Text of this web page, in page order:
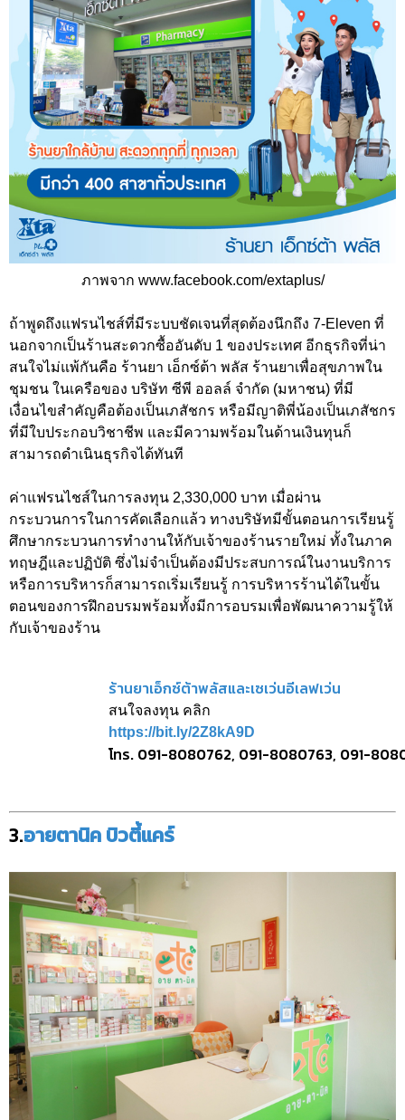
ภาพจาก www.facebook.com/extaplus/
ถ้าพูดถึงแฟรนไชส์ที่มีระบบชัดเจนที่สุดต้องนึกถึง 7-Eleven ที่
นอกจากเป็นร้านสะดวกซื้ออันดับ 1 ของประเทศ อีกธุรกิจที่น่า
สนใจไม่แพ้กันคือ ร้านยา เอ็กซ์ต้า พลัส ร้านยาเพื่อสุขภาพใน
ชุมชน ในเครือของ บริษัท ซีพี ออลล์ จำกัด (มหาชน) ที่มี
เงื่อนไขสำคัญคือต้องเป็นเภสัชกร หรือมีญาติพี่น้องเป็นเภสัชกร
ที่มีใบประกอบวิชาชีพ และมีความพร้อมในด้านเงินทุนก็
สามารถดำเนินธุรกิจได้ทันที
ค่าแฟรนไชส์ในการลงทุน 2,330,000 บาท เมื่อผ่าน
กระบวนการในการคัดเลือกแล้ว ทางบริษัทมีขั้นตอนการเรียนรู้
ศึกษากระบวนการทำงานให้กับเจ้าของร้านรายใหม่ ทั้งในภาค
ทฤษฎีและปฏิบัติ ซึ่งไม่จำเป็นต้องมีประสบการณ์ในงานบริการ
หรือการบริหารก็สามารถเริ่มเรียนรู้ การบริหารร้านได้ในขั้น
ตอนของการฝึกอบรมพร้อมทั้งมีการอบรมเพื่อพัฒนาความรู้ให้
กับเจ้าของร้าน
ร้านยาเอ็กซ์ต้าพลัสและเซเว่นอีเลฟเว่น
สนใจลงทุน คลิก
https://bit.ly/2Z8kA9D
โทร. 091-8080762, 091-8080763, 091-
3.อายตานิค บิวตี้แคร์